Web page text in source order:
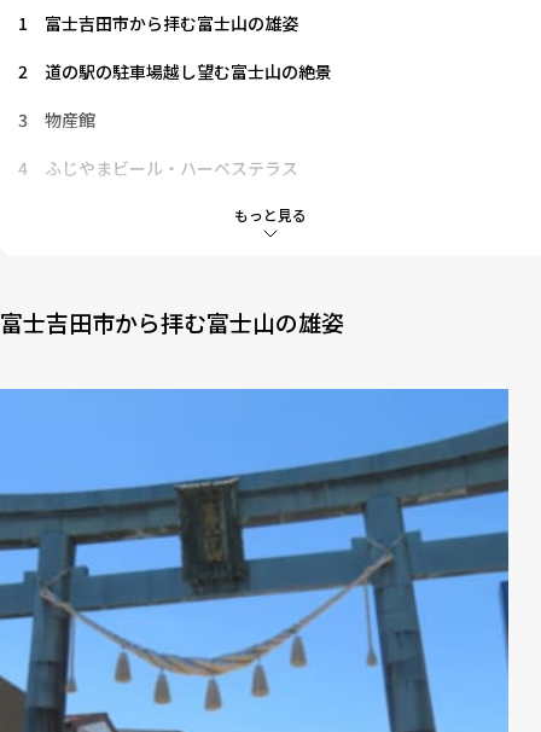
もっと見る
1
富士吉田市から拝む富士山の雄姿
2
道の駅の駐車場越し望む富士山の絶景
3
物産館
4
ふじやまビール・ハーベステラス
7
フォトスポット＆お土産も人気の「道の駅富士吉田」
富士吉田市から拝む富士山の雄姿